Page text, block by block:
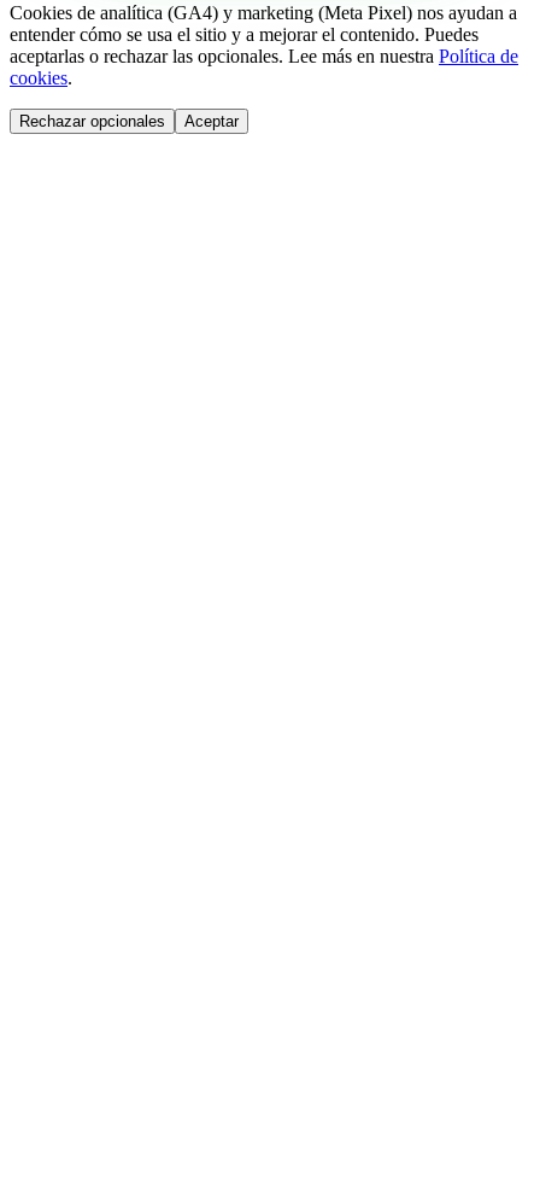
Cookies de analítica (GA4) y marketing (Meta Pixel) nos ayudan a
entender cómo se usa el sitio y a mejorar el contenido. Puedes
aceptarlas o rechazar las opcionales. Lee más en nuestra Política de
cookies.
Rechazar opcionales Aceptar